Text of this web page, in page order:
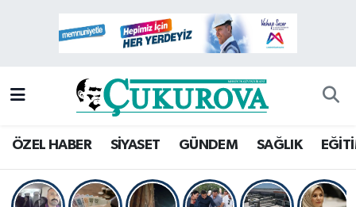
ÖZEL HABER SİYASET GÜNDEM SAĞLIK
Mersin Hava Durumu
Mersin Namaz Vakitleri
Mersin Trafik Yoğunluk Haritası